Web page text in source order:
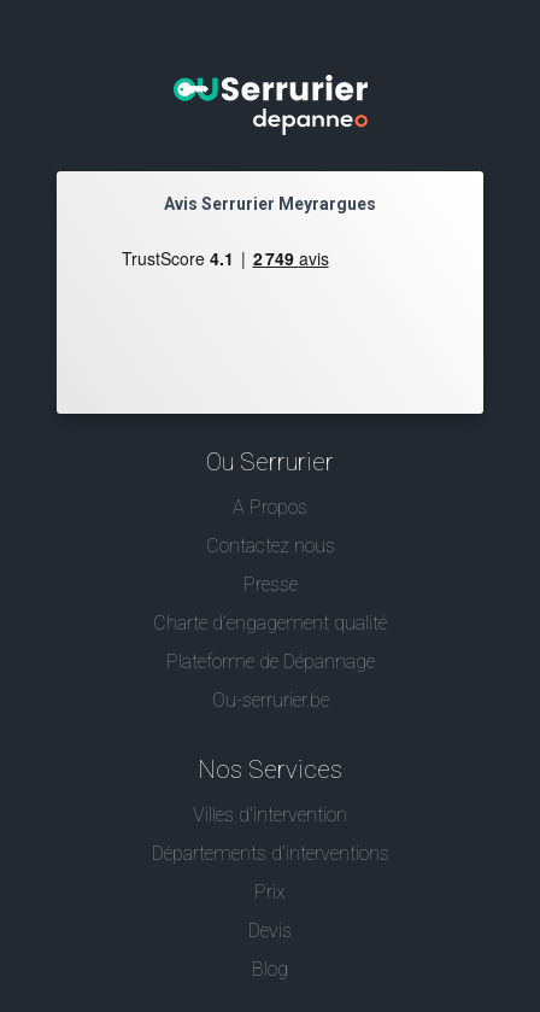
Avis Serrurier Meyrargues
Ou Serrurier
A Propos
Contactez nous
Presse
Charte d’engagement qualité
Plateforme de Dépannage
Ou-serrurier.be
Nos Services
Villes d'intervention
Départements d'interventions
Prix
Devis
Blog